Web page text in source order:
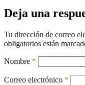
Deja una
Tu dirección de correo
obligatorios están
Nombre *
Correo electrónico *